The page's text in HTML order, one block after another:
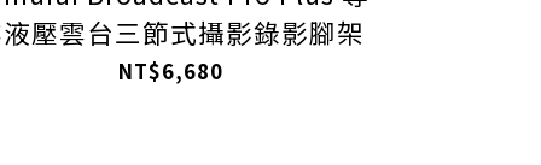
壓雲台三節式攝影錄影腳架
NT$6,680